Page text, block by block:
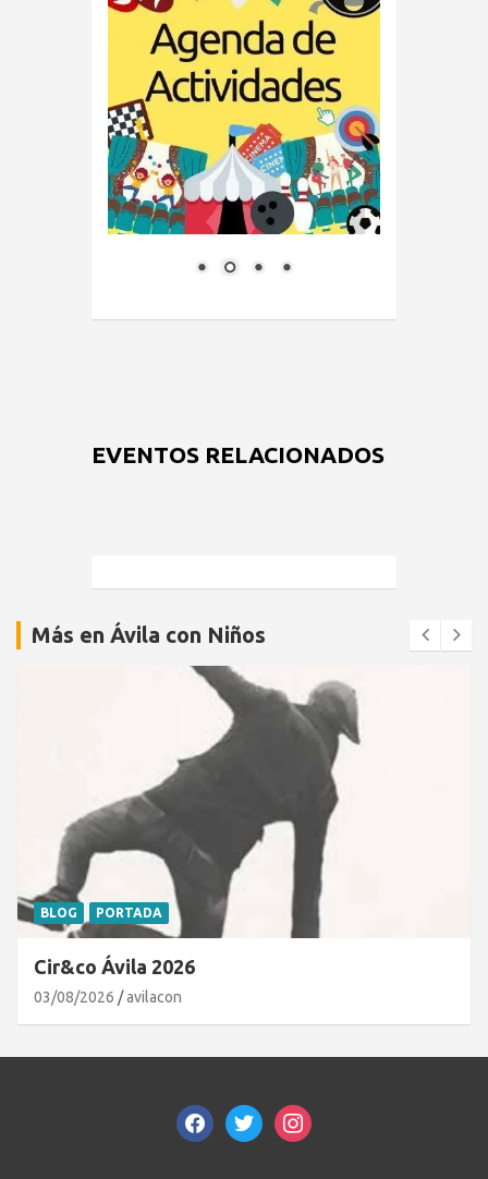
EVENTOS RELACIONADOS
Más en Ávila con Niños
BLOG PORTADA
Cir&co Ávila 2026
03/08/2026 avilacon
facebooktwitterinstagram